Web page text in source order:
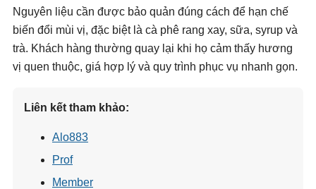
Nguyên liệu cần được bảo quản đúng cách để hạn chế
biến đổi mùi vị, đặc biệt là cà phê rang xay, sữa, syrup và
trà. Khách hàng thường quay lại khi họ cảm thấy hương
vị quen thuộc, giá hợp lý và quy trình phục vụ nhanh gọn.
Liên kết tham khảo:
Alo883
Prof
Member